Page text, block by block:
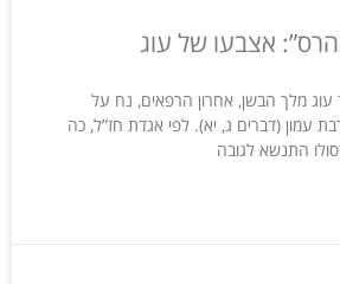
אצבעו של עוג
תשפ”ד עוג מלך הבשן, אחרון הרפאים, נח על
עמון (דברים ג, יא). לפי אגדת חז”ל, כה
התנשא לגובה